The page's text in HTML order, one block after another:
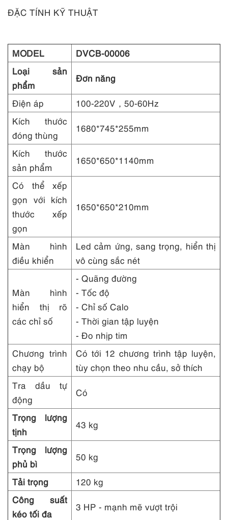
ĐẶC TÍNH KỸ THUẬT
MODEL
DVCB-00006
Loại sản
phẩm
Đơn năng
Điện áp
100-220V，50-60Hz
Kích thước
đóng thùng
1680*745*255mm
Kích thước
sản phẩm
1650*650*1140mm
Có thể xếp
gọn với kích
thước xếp
gọn
1650*650*210mm
Màn hình
điều khiển
Led cảm ứng, sang trọng, hiển thị
vô cùng sắc nét
Màn hình
hiển thị rõ
các chỉ số
- Quãng đường
- Tốc độ
- Chỉ số Calo
- Thời gian tập luyện
- Đo nhịp tim
Chương trình
chạy bộ
Có tới 12 chương trình tập luyện,
tùy chọn theo nhu cầu, sở thích
Tra dầu tự
động
Có
Trọng lượng
tịnh
43 kg
Trọng lượng
phủ bì
50 kg
Tải trọng
120 kg
Công suất
kéo tối đa
3 HP - mạnh mẽ vượt trội